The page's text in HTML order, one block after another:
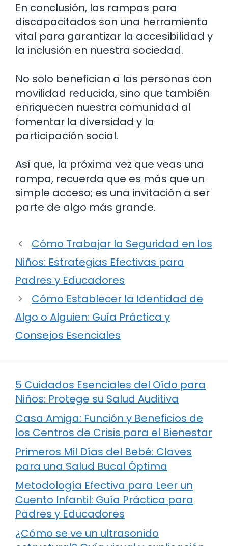
En conclusión, las rampas para
discapacitados son una herramienta
vital para garantizar la accesibilidad y
la inclusión en nuestra sociedad.
No solo benefician a las personas con
movilidad reducida, sino que también
enriquecen nuestra comunidad al
fomentar la diversidad y la
participación social.
Así que, la próxima vez que veas una
rampa, recuerda que es más que un
simple acceso; es una invitación a ser
parte de algo más grande.
Cómo Trabajar la Seguridad en los
Niños: Estrategias Efectivas para
Padres y Educadores
Cómo Establecer la Identidad de
Algo o Alguien: Guía Práctica y
Consejos Esenciales
5 Cuidados Esenciales del Oído para
Niños: Protege su Salud Auditiva
Casa Amiga: Función y Beneficios de
los Centros de Crisis para el Bienestar
Primeros Mil Días del Bebé: Claves
para una Salud Bucal Óptima
Metodología Efectiva para Leer un
Cuento Infantil: Guía Práctica para
Padres y Educadores
¿Cómo se ve un ultrasonido